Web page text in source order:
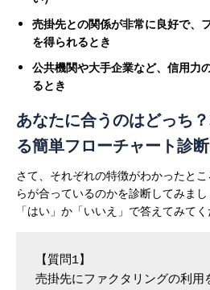
売掛先との関係が非常に良好で、
を得られるとき
公共機関や大手企業など、信用力
るとき
あなたに合うのはどっち
る簡単フローチャート診断
さて、それぞれの特徴がわかったと
らが合っているのかを診断してみま
「はい」か「いいえ」で答えてみてく
【質問1】
売掛先にファクタリングの利用